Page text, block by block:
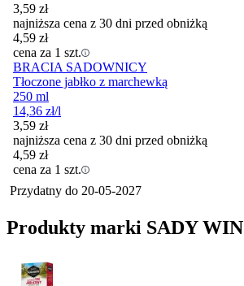
3,59 zł
najniższa cena z 30 dni przed obniżką
4,59 zł
cena za 1 szt.
BRACIA SADOWNICY
Tłoczone jabłko z marchewką
250 ml
14,36 zł/l
3,59 zł
najniższa cena z 30 dni przed obniżką
4,59 zł
cena za 1 szt.
Przydatny do 20-05-2027
Produkty marki SADY